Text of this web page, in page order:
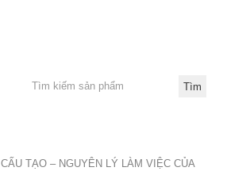
CẤU TẠO – NGUYÊN LÝ LÀM VIỆC CỦA